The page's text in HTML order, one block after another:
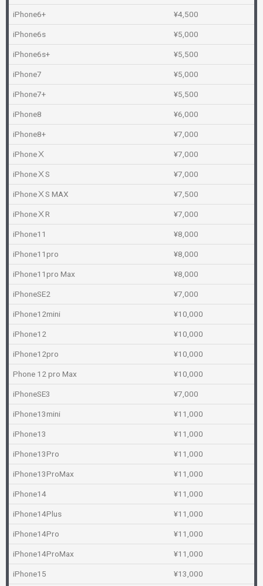
iPhone6+ ¥4,500
iPhone6s ¥5,000
iPhone6s+ ¥5,500
iPhone7 ¥5,000
iPhone7+ ¥5,500
iPhone8 ¥6,000
iPhone8+ ¥7,000
iPhoneⅩ ¥7,000
iPhoneⅩS ¥7,000
iPhoneⅩS MAX ¥7,500
iPhoneⅩR ¥7,000
iPhone11 ¥8,000
iPhone11pro ¥8,000
iPhone11pro Max ¥8,000
iPhoneSE2 ¥7,000
iPhone12mini ¥10,000
iPhone12 ¥10,000
iPhone12pro ¥10,000
Phone 12 pro Max ¥10,000
iPhoneSE3 ¥7,000
iPhone13mini ¥11,000
iPhone13 ¥11,000
iPhone13Pro ¥11,000
iPhone13ProMax ¥11,000
iPhone14 ¥11,000
iPhone14Plus ¥11,000
iPhone14Pro ¥11,000
iPhone14ProMax ¥11,000
iPhone15 ¥13,000